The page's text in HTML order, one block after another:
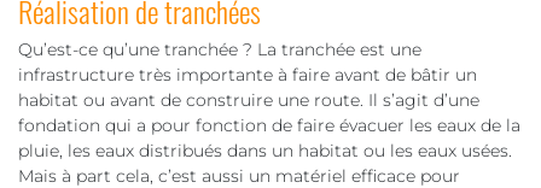
Réalisation de tranchées
Qu’est-ce qu’une tranchée ? La tranchée est une
infrastructure très importante à faire avant de bâtir un
habitat ou avant de construire une route. Il s’agit d’une
fondation qui a pour fonction de faire évacuer les eaux de la
pluie, les eaux distribués dans un habitat ou les eaux usées.
Mais à part cela, c’est aussi un matériel efficace pour